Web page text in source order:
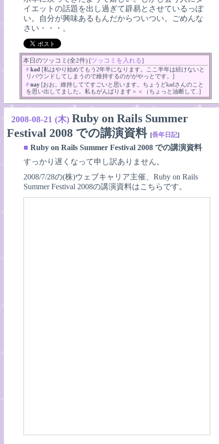
イエットの話題を出し過ぎて辟易とさせているっぽ
い。自分が興味あるもんだからついつい。ごめんな
さい・・・。
本日のツッコミ(全2件) [ツッコミを入れる]
# kad [私はやり始めてもう2年半になります。ここ半年は続けないと
リバウンドしてしまうので維持するのががやっとです。]
# nay [おお。維持しててすごいと思います。ちょうどkadさんのこと
を思い出してました。私もがんばります＞＜（ちょっと油断して..]
2008-08-21 (木) Ruby on Rails Summer
Festival 2008 での講演資料 [長年日記]
■ Ruby on Rails Summer Festival 2008 での講演資料
すっかり遅くなって申し訳ありません。
2008/7/28の(株)ウェブキャリア主催、Ruby on Rails
Summer Festival 2008の講演資料はこちらです。